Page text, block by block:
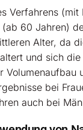
Verfahrens
(ab 60 Jahren)
Alter, da
und sich
Volumenaufbau
bei
auch bei